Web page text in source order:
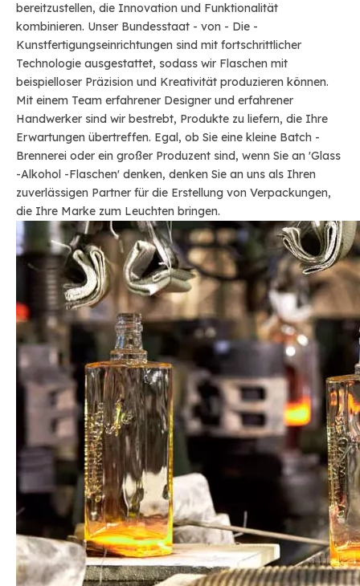
bereitzustellen, die Innovation und Funktionalität
kombinieren. Unser Bundesstaat - von - Die -
Kunstfertigungseinrichtungen sind mit fortschrittlicher
Technologie ausgestattet, sodass wir Flaschen mit
beispielloser Präzision und Kreativität produzieren können.
Mit einem Team erfahrener Designer und erfahrener
Handwerker sind wir bestrebt, Produkte zu liefern, die Ihre
Erwartungen übertreffen. Egal, ob Sie eine kleine Batch -
Brennerei oder ein großer Produzent sind, wenn Sie an 'Glass
-Alkohol -Flaschen' denken, denken Sie an uns als Ihren
zuverlässigen Partner für die Erstellung von Verpackungen,
die Ihre Marke zum Leuchten bringen.